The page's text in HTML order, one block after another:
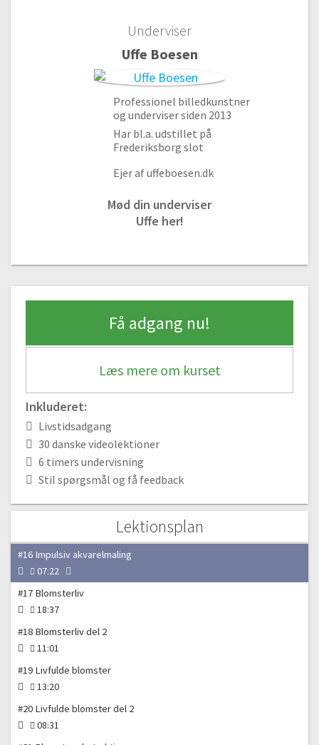
Underviser
Uffe Boesen
Professionel billedkunstner
og underviser siden 2013
Har bl.a. udstillet på
Frederiksborg slot
Ejer af uffeboesen.dk
Mød din underviser
Uffe her!
Få adgang nu!
Læs mere om kurset
Inkluderet:
Livstidsadgang
30 danske videolektioner
6 timers undervisning
Stil spørgsmål og få feedback
Lektionsplan
#3 Monochrome akvarel øvelse del 2
#5 Mal med 2 farver del 2
#7 Abstrakte blomster
07:10
#9 Naturens farver
06:36
#10 Naturens farver del 2
#12 Farverige natur farver del 2
#13 Farverige natur farver del 3
#14 Blomster planter
#16 Impulsiv akvarelmaling
07:22
#17 Blomsterliv
18:37
#18 Blomsterliv del 2
11:01
#19 Livfulde blomster
13:20
#20 Livfulde blomster del 2
08:31